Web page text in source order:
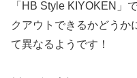
「HB Style KIYOKEN」
クアウトできるかどうか
て異なるようです！